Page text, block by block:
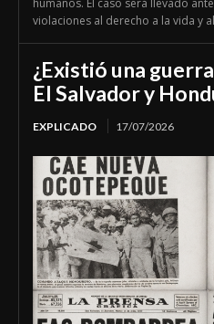
violaciones al derecho a la vida y
¿Existió una
El Salvador y
EXPLICADO 17/07/2026